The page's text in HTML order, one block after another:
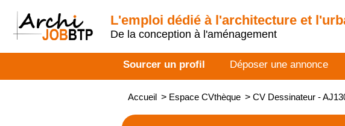
L'emploi dédié à l'architecture et
De la conception à l'aménagement
Sourcer un profil Déposer une annonce
Accueil > Espace CVthèque > CV Dessinateur -